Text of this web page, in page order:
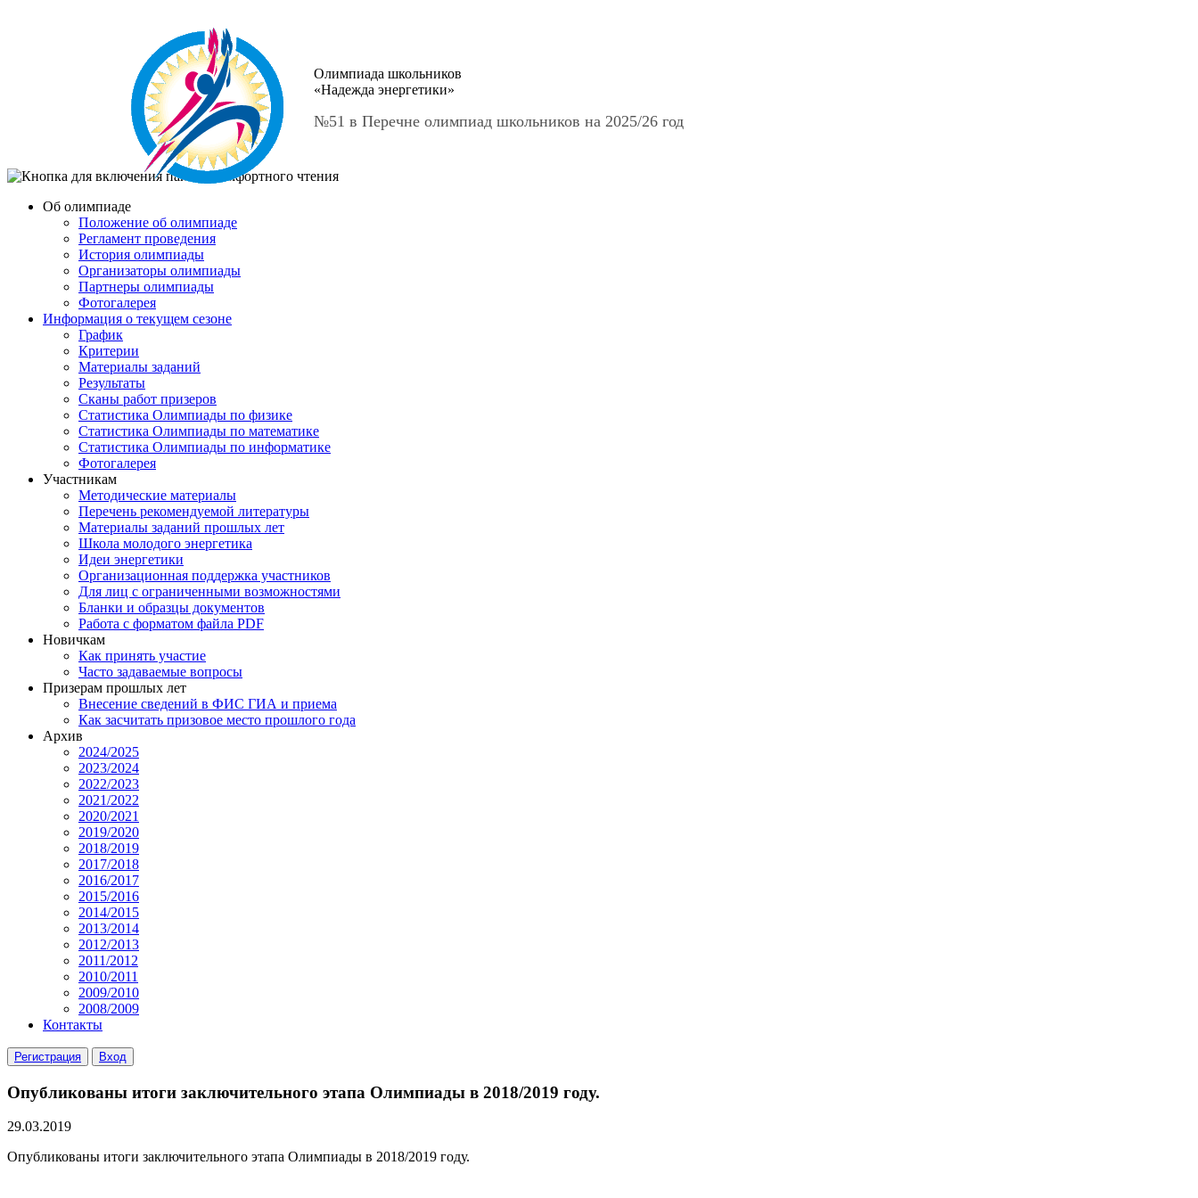
Олимпиада школьников
«Надежда энергетики»
№51 в Перечне олимпиад школьников на 2025/26 год
Об олимпиаде
Положение об олимпиаде
Регламент проведения
История олимпиады
Организаторы олимпиады
Партнеры олимпиады
Фотогалерея
Информация о текущем сезоне
График
Критерии
Материалы заданий
Результаты
Сканы работ призеров
Статистика Олимпиады по физике
Статистика Олимпиады по математике
Статистика Олимпиады по информатике
Фотогалерея
Участникам
Методические материалы
Перечень рекомендуемой литературы
Материалы заданий прошлых лет
Школа молодого энергетика
Идеи энергетики
Организационная поддержка участников
Для лиц с ограниченными возможностями
Бланки и образцы документов
Работа с форматом файла PDF
Новичкам
Как принять участие
Часто задаваемые вопросы
Призерам прошлых лет
Внесение сведений в ФИС ГИА и приема
Как засчитать призовое место прошлого года
Архив
2024/2025
2023/2024
2022/2023
2021/2022
2020/2021
2019/2020
2018/2019
2017/2018
2016/2017
2015/2016
2014/2015
2013/2014
2012/2013
2011/2012
2010/2011
2009/2010
2008/2009
Контакты
Регистрация Вход
Опубликованы итоги заключительного этапа Олимпиады в 2018/2019 году.
29.03.2019
Опубликованы итоги заключительного этапа Олимпиады в 2018/2019 году.